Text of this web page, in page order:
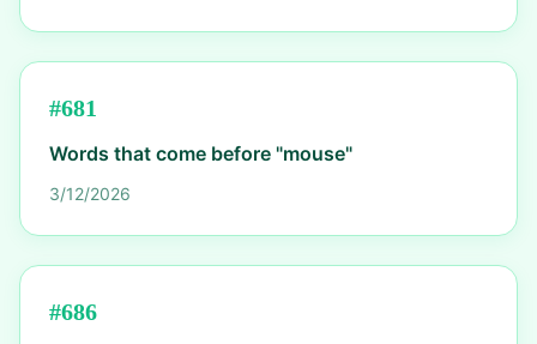
#681
Words that come before "mouse"
3/12/2026
#686